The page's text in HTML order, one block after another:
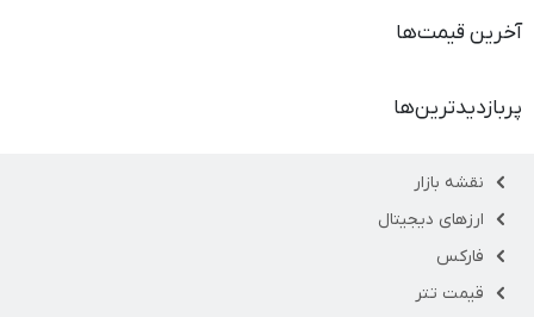
آخرین قیمت‌ها
پربازدیدترین‌ها
نقشه بازار
ارزهای دیجیتال
فارکس
قیمت تتر